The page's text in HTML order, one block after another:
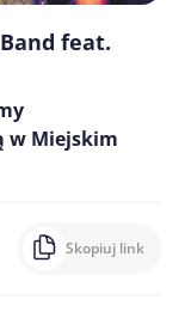
feat.
w Miejskim
Skopiuj link